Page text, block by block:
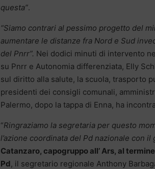
questa”.
“Siamo contrari al pessimo progetto del
aumentare le distanze fra Nord e Sud
del Pnrr”. Nei dodici minuti di intervento
su Pnrr e Autonomia differenziata, Elly
sul diritto alla salute, la scuola, trasporto
presidenti dei consigli comunali,
Palermo, dopo la tappa di Enna, ha
“Ringraziamo la segretaria per questo
l’azione coordinata del Pd nazionale con
Catanzaro, capogruppo all’ Ars, al
Pd, il segretario regionale Anthony